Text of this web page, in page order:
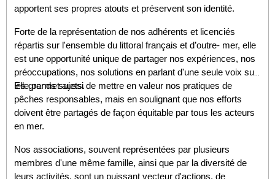
apportent ses propres atouts et préservent son identité.
Forte de la représentation de nos adhérents et licenciés
répartis sur l'ensemble du littoral français et d’outre- mer, elle
est une opportunité unique de partager nos expériences, nos
préoccupations, nos solutions en parlant d'une seule voix sur
les grands sujets.
Elle permet aussi de mettre en valeur nos pratiques de
pêches responsables, mais en soulignant que nos efforts
doivent être partagés de façon équitable par tous les acteurs
en mer.
Nos associations, souvent représentées par plusieurs
membres d'une même famille, ainsi que par la diversité de
leurs activités, sont un puissant vecteur d'actions, de